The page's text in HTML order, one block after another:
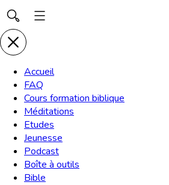
Accueil
FAQ
Cours formation biblique
Méditations
Etudes
Jeunesse
Podcast
Boîte à outils
Bible